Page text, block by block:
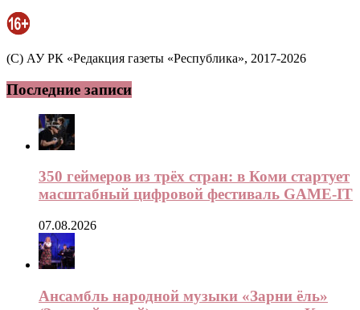
(C) АУ РК «Редакция газеты «Республика», 2017-2026
Последние записи
350 геймеров из трёх стран: в Коми стартует
масштабный цифровой фестиваль GAME-IT
07.08.2026
Ансамбль народной музыки «Зарни ёль»